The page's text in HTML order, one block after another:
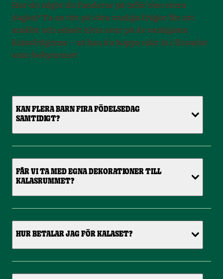
Har du något du funderar på inför den stora
dagen? Ta en titt på våra vanliga frågor för att
snabbt och enkelt hitta svar på de vanligaste
kalasfrågorna – så kan du hoppa rakt in i firandet
utan bekymmer!
KAN FLERA BARN FIRA FÖDELSEDAG
SAMTIDIGT?
FÅR VI TA MED EGNA DEKORATIONER TILL
KALASRUMMET?
HUR BETALAR JAG FÖR KALASET?